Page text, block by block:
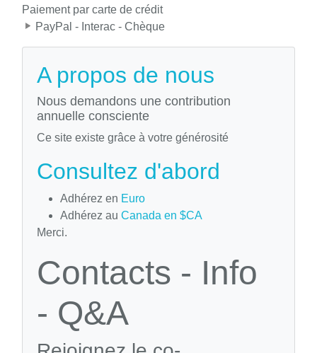
Paiement par carte de crédit
PayPal - Interac - Chèque
A propos de nous
Nous demandons une contribution
annuelle consciente
Ce site existe grâce à votre générosité
Consultez d'abord
Adhérez en Euro
Adhérez au Canada en $CA
Merci.
Contacts - Info
- Q&A